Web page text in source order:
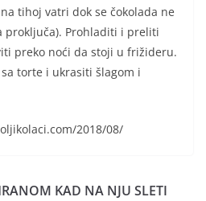
tihoj vatri dok se čokolada ne
proključa). Prohladiti i preliti
preko noći da stoji u frižideru.
torte i ukrasiti šlagom i
2018/08/
KAD NA NJU SLETI